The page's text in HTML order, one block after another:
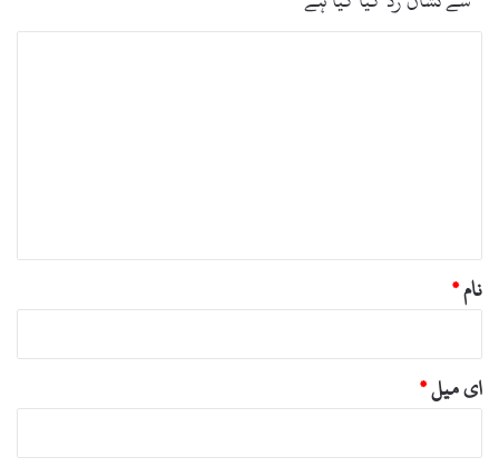
نام*
ای میل*